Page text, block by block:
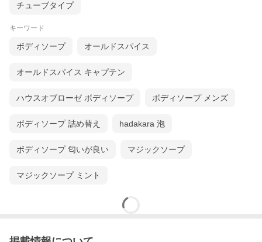
チューブタイプ
キーワード
ボディソープ オールドスパイス
オールドスパイス キャプテン
ハウスオブローゼ ボディソープ ボディソープ メンズ
ボディソープ 詰め替え hadakara 泡
ボディソープ 匂いが良い マジックソープ
マジックソープ ミント